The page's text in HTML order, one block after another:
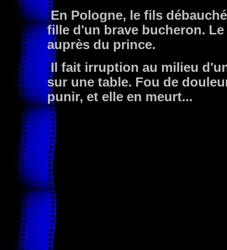
En Pologne, le fils
fille d'un brave bucheron.
auprès du prince.
Il fait irruption au milieu
sur une table. Fou de
punir, et elle en meurt...